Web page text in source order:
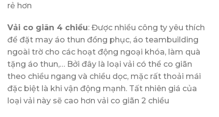
rẻ hơn
Vải co giãn 4 chiều: Được nhiều công ty yêu thích
để đặt may áo thun đồng phục, áo teambuilding
ngoài trờ cho các hoạt động ngoại khóa, làm quà
tặng áo thun,… Bởi đây là loại vải có thể co giãn
theo chiều ngang và chiều dọc, mặc rất thoải mái
đặc biệt là khi vận động mạnh. Tất nhiên giá của
loại vải này sẽ cao hơn vải co giãn 2 chiều